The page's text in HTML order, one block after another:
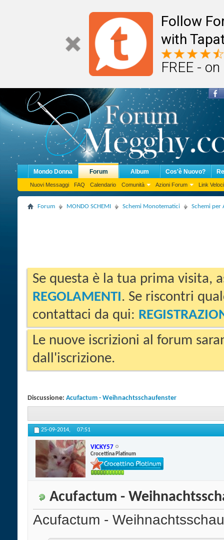
Follow
with
FREE -
Mondo Donna Forum
Nuovi Messaggi FAQ Calendario Comunità Azioni Forum Link Veloci
Album Cos'è Nuovo?
Forum MONDO SCHEMI Schemi Monotematici Schemi per
Se questa è la tua prima visita,
REGOLAMENTI. Se riscontri
contattaci da qui:
Le nuove iscrizioni al forum
dall'iscrizione.
Discussione: Acufactum - Weihnachtsschaufenster
25-09-2014, 07:51
VICKY57
Crocettina Platinum
Acufactum -
Acufactum -